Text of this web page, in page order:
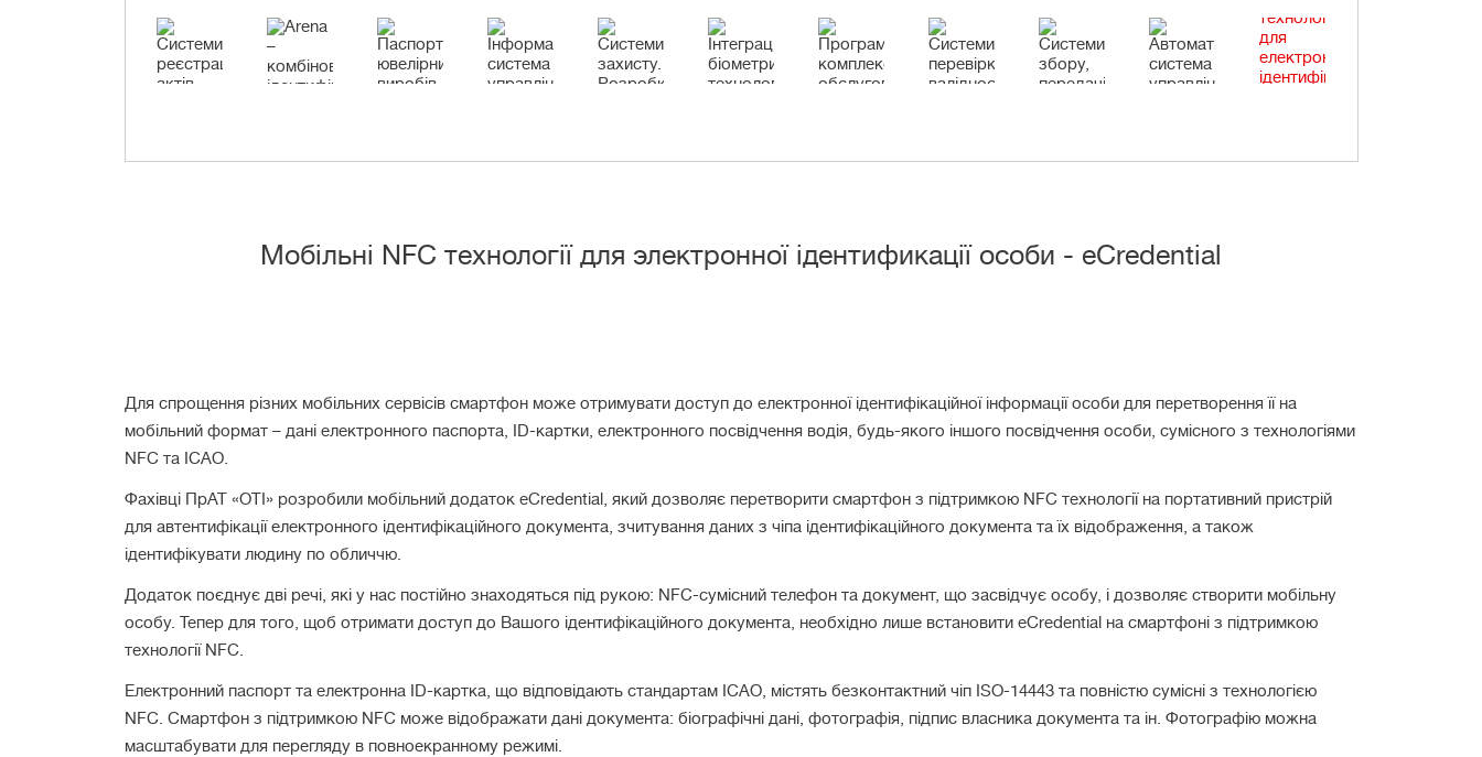
Мобільні NFC технології для электронної ідентификації особи - eCredential
Для спрощення різних мобільних сервісів смартфон може отримувати доступ до електронної ідентифікаційної інформації особи для перетворення її на
мобільний формат – дані електронного паспорта, ID-картки, електронного посвідчення водія, будь-якого іншого посвідчення особи, сумісного з технологіями
NFC та ICAO.
Фахівці ПрАТ «ОТІ» розробили мобільний додаток eCredential, який дозволяє перетворити смартфон з підтримкою NFC технології на портативний пристрій
для автентифікації електронного ідентифікаційного документа, зчитування даних з чіпа ідентифікаційного документа та їх відображення, а також
ідентифікувати людину по обличчю.
Додаток поєднує дві речі, які у нас постійно знаходяться під рукою: NFC-сумісний телефон та документ, що засвідчує особу, і дозволяє створити мобільну
особу. Тепер для того, щоб отримати доступ до Вашого ідентифікаційного документа, необхідно лише встановити eCredential на смартфоні з підтримкою
технології NFC.
Електронний паспорт та електронна ID-картка, що відповідають стандартам ICAO, містять безконтактний чіп ISO-14443 та повністю сумісні з технологією
NFC. Смартфон з підтримкою NFC може відображати дані документа: біографічні дані, фотографія, підпис власника документа та ін. Фотографію можна
масштабувати для перегляду в повноекранному режимі.